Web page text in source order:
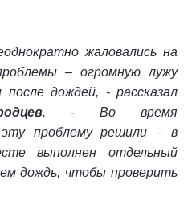
жаловались на
– огромную лужу
после дождей, - рассказал
. - Во время
эту проблему решили – в
выполнен отдельный
дождь, чтобы проверить